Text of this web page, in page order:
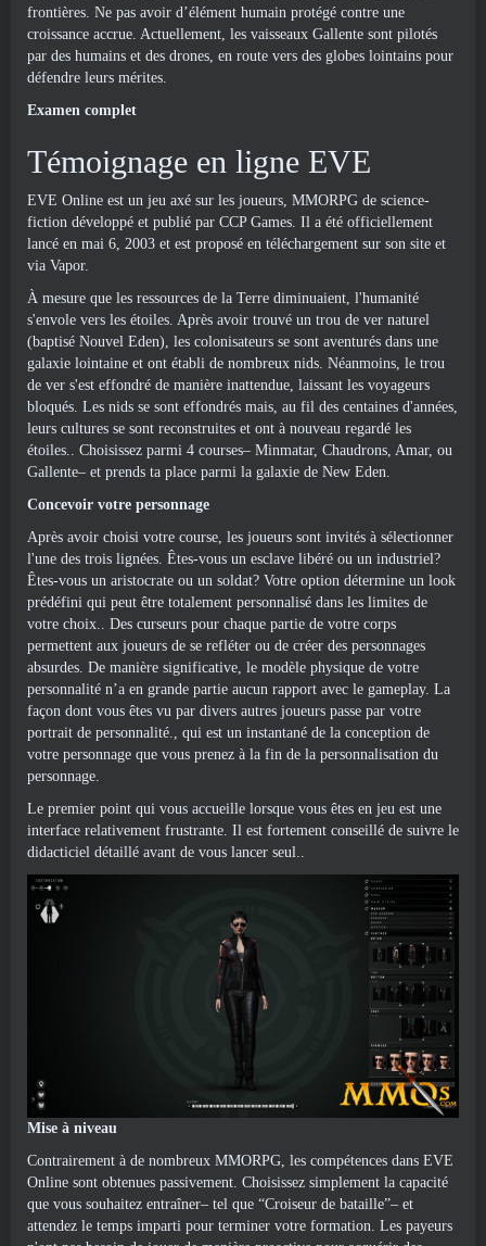
frontières. Ne pas avoir d’élément humain protégé contre une
croissance accrue. Actuellement, les vaisseaux Gallente sont pilotés
par des humains et des drones, en route vers des globes lointains pour
défendre leurs mérites.
Examen complet
Témoignage en ligne EVE
EVE Online est un jeu axé sur les joueurs, MMORPG de science-
fiction développé et publié par CCP Games. Il a été officiellement
lancé en mai 6, 2003 et est proposé en téléchargement sur son site et
via Vapor.
À mesure que les ressources de la Terre diminuaient, l'humanité
s'envole vers les étoiles. Après avoir trouvé un trou de ver naturel
(baptisé Nouvel Eden), les colonisateurs se sont aventurés dans une
galaxie lointaine et ont établi de nombreux nids. Néanmoins, le trou
de ver s'est effondré de manière inattendue, laissant les voyageurs
bloqués. Les nids se sont effondrés mais, au fil des centaines d'années,
leurs cultures se sont reconstruites et ont à nouveau regardé les
étoiles.. Choisissez parmi 4 courses– Minmatar, Chaudrons, Amar, ou
Gallente– et prends ta place parmi la galaxie de New Eden.
Concevoir votre personnage
Après avoir choisi votre course, les joueurs sont invités à sélectionner
l'une des trois lignées. Êtes-vous un esclave libéré ou un industriel?
Êtes-vous un aristocrate ou un soldat? Votre option détermine un look
prédéfini qui peut être totalement personnalisé dans les limites de
votre choix.. Des curseurs pour chaque partie de votre corps
permettent aux joueurs de se refléter ou de créer des personnages
absurdes. De manière significative, le modèle physique de votre
personnalité n’a en grande partie aucun rapport avec le gameplay. La
façon dont vous êtes vu par divers autres joueurs passe par votre
portrait de personnalité., qui est un instantané de la conception de
votre personnage que vous prenez à la fin de la personnalisation du
personnage.
Le premier point qui vous accueille lorsque vous êtes en jeu est une
interface relativement frustrante. Il est fortement conseillé de suivre le
didacticiel détaillé avant de vous lancer seul..
Mise à niveau
Contrairement à de nombreux MMORPG, les compétences dans EVE
Online sont obtenues passivement. Choisissez simplement la capacité
que vous souhaitez entraîner– tel que “Croiseur de bataille”– et
attendez le temps imparti pour terminer votre formation. Les payeurs